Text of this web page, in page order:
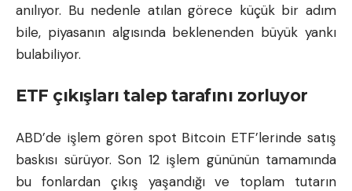
anılıyor. Bu nedenle atılan görece küçük bir adım
bile, piyasanın algısında beklenenden büyük yankı
bulabiliyor.
ETF çıkışları talep tarafını zorluyor
ABD’de işlem gören spot Bitcoin ETF’lerinde satış
baskısı sürüyor. Son 12 işlem gününün tamamında
bu fonlardan çıkış yaşandığı ve toplam tutarın